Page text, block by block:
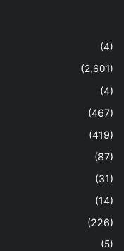
(4)
(2,601)
(4)
(467)
(419)
(87)
(31)
(14)
(226)
(5)